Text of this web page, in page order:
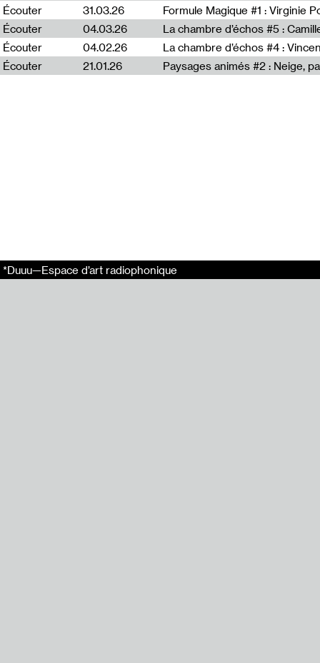
Pour cette
À voix haute
À voix haute
Écouter
31.03.26 Formule Magique #1 : Virginie
Écouter
04.03.26 La chambre d’échos #5 :
Écouter
04.02.26 La chambre d’échos #4 :
Écouter
21.01.26 Paysages animés #2 : Neige,
*Duuu—Espace d’art radiophonique